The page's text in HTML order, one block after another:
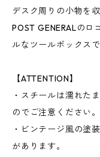
デスク周りの小物を
POST GENERALの
ルなツールボックスで
【ATTENTION】
・スチールは濡れた
のでご注意ください。
・ビンテージ風の塗
があります。